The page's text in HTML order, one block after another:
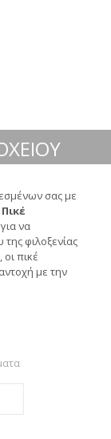
σας με
να
φιλοξενίας
πικέ
με την